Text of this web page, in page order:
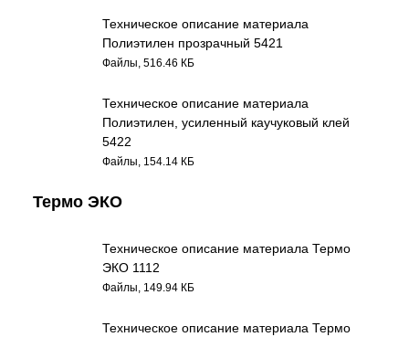
Техническое описание материала
Полиэтилен прозрачный 5421
Файлы, 516.46 КБ
Техническое описание материала
Полиэтилен, усиленный каучуковый клей
5422
Файлы, 154.14 КБ
Термо ЭКО
Техническое описание материала Термо
ЭКО 1112
Файлы, 149.94 КБ
Техническое описание материала Термо